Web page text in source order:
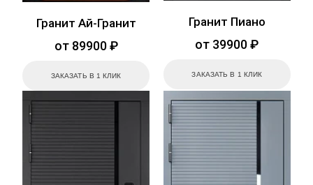
Гранит Ай-Гранит
от 89900 ₽
ЗАКАЗАТЬ В 1 КЛИК
Гранит Пиано
от 39900 ₽
ЗАКАЗАТЬ В 1 КЛИК